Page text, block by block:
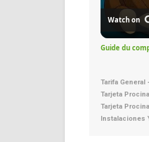
Watch on
Guide du
Tarifa General
Tarjeta
Tarjeta
Instalaciones